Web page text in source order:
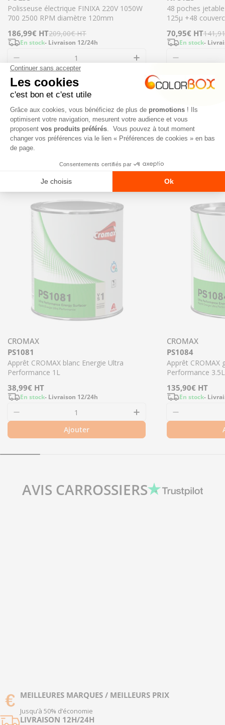
Polisseuse électrique FINIXA 220V 1050W
700 2500 RPM diamètre 120mm
Prix
de
vente
186,99€ HT
Prix
régulier
209,00€HT
En stock- Livraison 12/24h
Diminuer la quantité pour POL55 - Polisseuse
Augmenter la
Ajouter
48 poches
125µ +48
Prix
de
70,95€ HT
Prix
régulier
En stock-
NOS NOUVEAUTÉS
TOUT VOIR
CROMAX
PS1081
Apprêt CROMAX blanc Energie Ultra
Performance 1L
Prix
régulier
38,99€ HT
En stock- Livraison 12/24h
Ajouter
CROMAX
PS1084
Apprêt CROMAX
Performance 3.5L
Prix
régulier
135,90€ HT
En stock-
AVIS CARROSSIERS
MEILLEURES MARQUES / MEILLEURS PRIX
Jusqu’à 50% d’économie
LIVRAISON 12H/24H